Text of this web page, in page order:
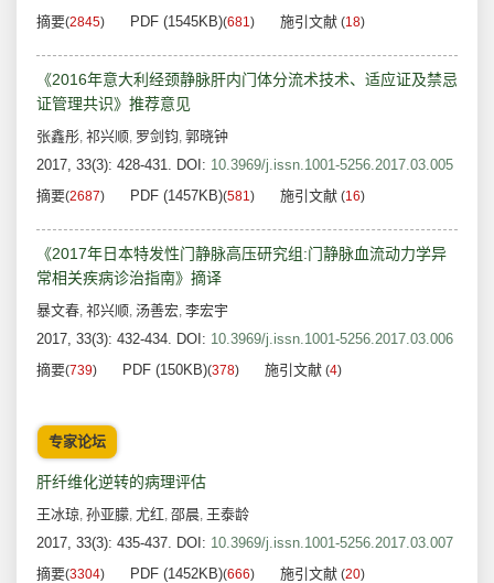
摘要(2845) PDF (1545KB)(681) 施引文献 (18)
《2016年意大利经颈静脉肝内门体分流术技术、适应证及禁忌
证管理共识》推荐意见
张鑫彤, 祁兴顺, 罗剑钧, 郭晓钟
2017, 33(3): 428-431. DOI: 10.3969/j.issn.1001-5256.2017.03.005
摘要(2687) PDF (1457KB)(581) 施引文献 (16)
《2017年日本特发性门静脉高压研究组:门静脉血流动力学异
常相关疾病诊治指南》摘译
暴文春, 祁兴顺, 汤善宏, 李宏宇
2017, 33(3): 432-434. DOI: 10.3969/j.issn.1001-5256.2017.03.006
摘要(739) PDF (150KB)(378) 施引文献 (4)
专家论坛
肝纤维化逆转的病理评估
王冰琼, 孙亚朦, 尤红, 邵晨, 王泰龄
2017, 33(3): 435-437. DOI: 10.3969/j.issn.1001-5256.2017.03.007
摘要(3304) PDF (1452KB)(666) 施引文献 (20)